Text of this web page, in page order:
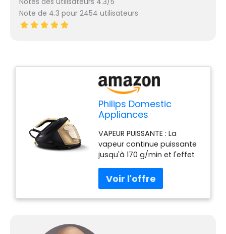
Note de 4.3 pour 2454 utilisateurs
Philips Domestic
Appliances
8000 PSG8140/80
Centrale Vapeur, sans
réglage, Vapeur
Automatique, 8,5 Bar,
Effet Pressing jusqu'à
700g Noir/Or
VAPEUR PUISSANTE : La
vapeur continue puissante
jusqu'à 170 g/min et l'effet
pressing de 700g combinés
à la puissance de 8.5 bars
de la centrale vapeur,
permettent d'éliminer